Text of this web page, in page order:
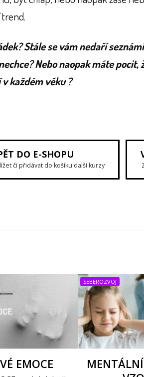
Stále se vám nedaří
Nebo naopak máte
každém věku ?
DO E-SHOPU
či přidávat do košíku další kurzy
EMOCE
SEBEROZVOJ